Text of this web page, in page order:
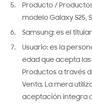
Producto /
modelo Galaxy S25,
Samsung: es el
Usuario: es la
edad que acepta
Productos a través
Venta. La mera
aceptación integra